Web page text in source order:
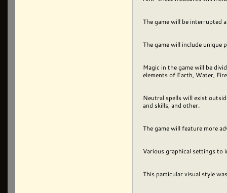
The game will be interrupted
The game will include unique
Magic in the game will be
elements of Earth, Water,
Neutral spells will exist
and skills, and other.
The game will feature more
Various graphical settings to
This particular visual style